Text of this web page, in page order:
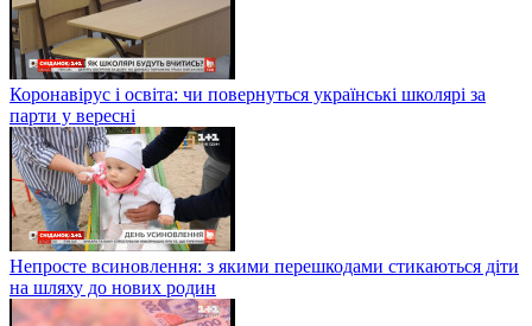
Коронавірус і освіта: чи повернуться українські школярі за
парти у вересні
Непросте всиновлення: з якими перешкодами стикаються діти
на шляху до нових родин